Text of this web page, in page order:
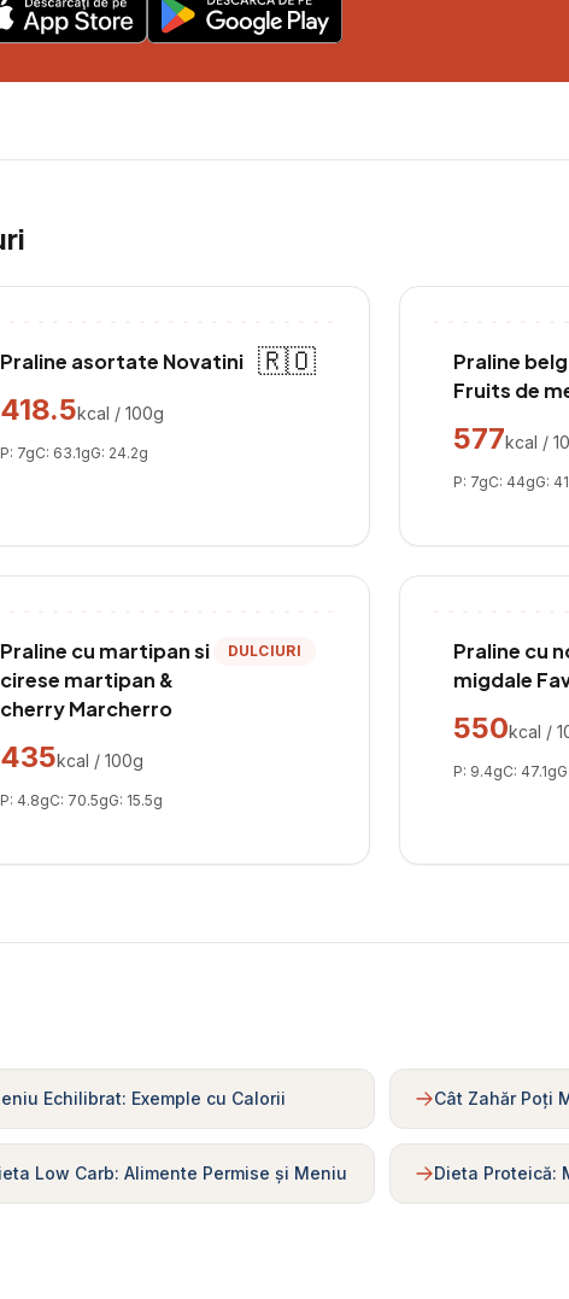
Praline asortate Novatini 🇷🇴
418.5kcal / 100g
P: 7gC: 63.1gG: 24.2g
Praline
Fruits de
577kcal /
P: 7gC: 44gG: 41
Praline cu martipan si
cirese martipan &
cherry Marcherro
DULCIURI
435kcal / 100g
P: 4.8gC: 70.5gG: 15.5g
Praline cu
migdale
550kcal /
P: 9.4gC: 47.1gG:
Echilibrat: Exemple cu Calorii Cât Zahăr Poți
Low Carb: Alimente Permise și Meniu Dieta Proteică: